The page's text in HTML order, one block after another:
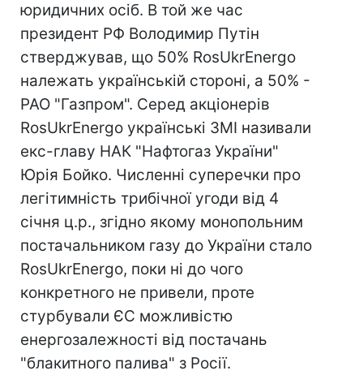
юридичних осіб. В той же час
президент РФ Володимир Путін
стверджував, що 50% RosUkrEnergo
належать українській стороні, а 50% -
РАО "Газпром". Серед акціонерів
RosUkrEnergo українські ЗМІ називали
екс-главу НАК "Нафтогаз України"
Юрія Бойко. Численні суперечки про
легітимність трибічної угоди від 4
січня ц.р., згідно якому монопольним
постачальником газу до України стало
RosUkrEnergo, поки ні до чого
конкретного не привели, проте
стурбували ЄС можливістю
енергозалежності від постачань
"блакитного палива" з Росії.